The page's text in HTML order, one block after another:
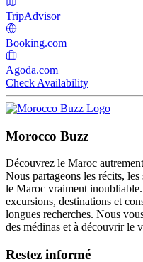
TripAdvisor
Booking.com
Agoda.com
Check Availability
Morocco Buzz
Découvrez le Maroc
Nous partageons les récits,
le Maroc vraiment
excursions, destinations et
longues recherches. Nous
des médinas et à découvrir le
Restez informé